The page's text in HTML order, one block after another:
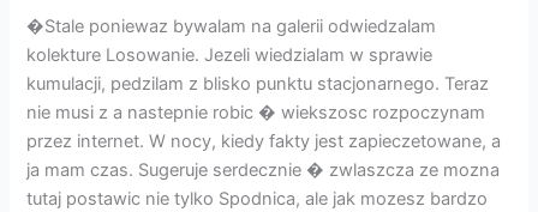
�Stale poniewaz bywalam na galerii odwiedzalam
kolekture Losowanie. Jezeli wiedzialam w sprawie
kumulacji, pedzilam z blisko punktu stacjonarnego. Teraz
nie musi z a nastepnie robic � wiekszosc rozpoczynam
przez internet. W nocy, kiedy fakty jest zapieczetowane, a
ja mam czas. Sugeruje serdecznie � zwlaszcza ze mozna
tutaj postawic nie tylko Spodnica, ale jak mozesz bardzo